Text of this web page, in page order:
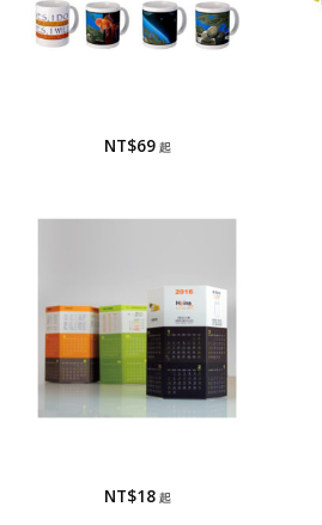
NT$69
NT$18